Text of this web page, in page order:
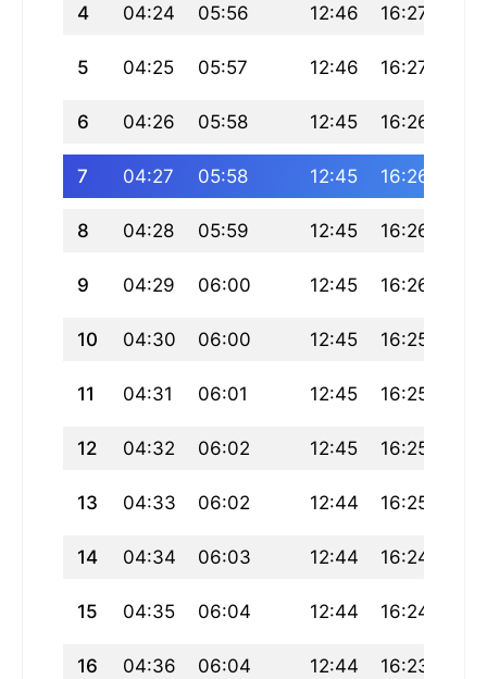
4 04:24 05:56 12:46 16:27
5 04:25 05:57 12:46 16:27
6 04:26 05:58 12:45 16:26
7 04:27 05:58 12:45 16:26
8 04:28 05:59 12:45 16:26
9 04:29 06:00 12:45 16:26
10 04:30 06:00 12:45 16:25
11 04:31 06:01 12:45 16:25
12 04:32 06:02 12:45 16:25
13 04:33 06:02 12:44 16:25
14 04:34 06:03 12:44 16:24
15 04:35 06:04 12:44 16:24
16 04:36 06:04 12:44 16:23